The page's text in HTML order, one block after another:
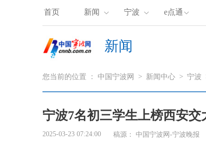
首页 新闻 宁波 e点通
新闻
您当前的位置 ： 中国宁波网 > 新闻中心 > 宁波
宁波7名初三学生上榜西安交
2025-03-23 07:24:00 稿源： 中国宁波网-宁波晚报